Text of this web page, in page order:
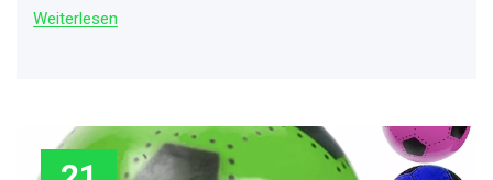
einfach der Fußballzauber, den andere Teams aufblitzen lassen.
Weiterlesen